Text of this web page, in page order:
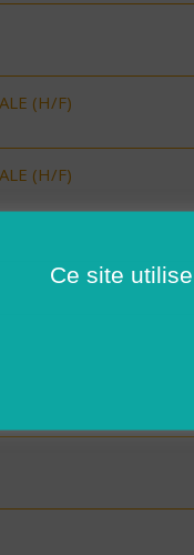
(H/F)
(H/F)
(H/F)
SOCIALE ET
Ce site